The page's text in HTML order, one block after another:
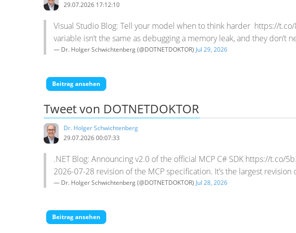
29.07.2026 17:12:10
Visual Studio Blog: Tell your model when to think harder https://
variable isn’t the same as debugging a memory leak, and they
— Dr. Holger Schwichtenberg (@DOTNETDOKTOR) Jul 29, 2026
Beitrag ansehen
Tweet von DOTNETDOKTOR
Dr. Holger Schwichtenberg
29.07.2026 00:07:33
.NET Blog: Announcing v2.0 of the official MCP C# SDK https://t.co/
2026-07-28 revision of the MCP specification. It’s the largest
— Dr. Holger Schwichtenberg (@DOTNETDOKTOR) Jul 28, 2026
Beitrag ansehen